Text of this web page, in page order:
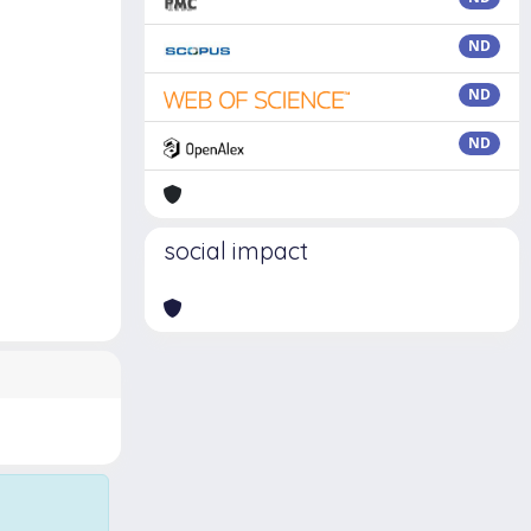
ND
ND
ND
social impact